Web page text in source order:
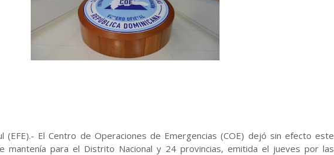
(EFE).- El Centro de Operaciones de Emergencias (COE) dejó sin efecto este
mantenía para el Distrito Nacional y 24 provincias, emitida el jueves por las